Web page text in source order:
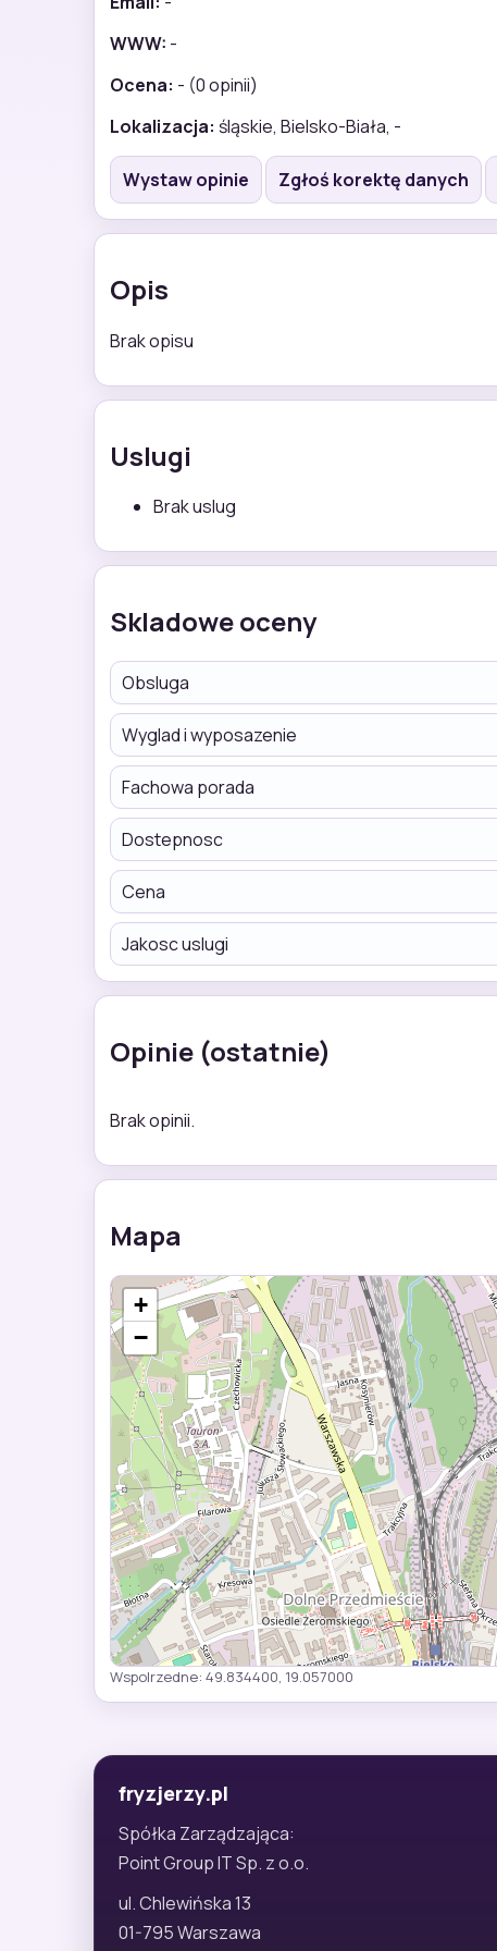
WWW: -
Ocena: - (0 opinii)
Lokalizacja: śląskie, Bielsko-Biała, -
Wystaw opinie Zgłoś korektę danych
Opis
Brak opisu
Uslugi
Brak uslug
Skladowe oceny
Obsluga
Wyglad i wyposazenie
Fachowa porada
Dostepnosc
Cena
Jakosc uslugi
Opinie (ostatnie)
Brak opinii.
Mapa
+
−
Wspolrzedne: 49.834400, 19.057000
fryzjerzy.pl
Spółka Zarządzająca:
Point Group IT Sp. z o.o.
ul. Chlewińska 13
01-795 Warszawa